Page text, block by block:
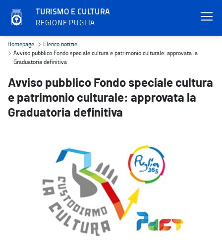
TURISMO E CULTURA
REGIONE PUGLIA
Avviso pubblico Fondo speciale cultura e patrimonio culturale:
Homepage
Elenco notizie
Avviso pubblico Fondo speciale cultura e patrimonio culturale: approvata la
Graduatoria definitiva
Avviso pubblico Fondo speciale cultura
e patrimonio culturale: approvata la
Graduatoria definitiva